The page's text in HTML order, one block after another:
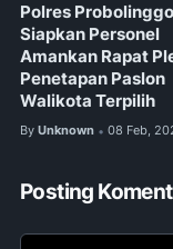
Polres
Siapkan Personel
Amankan Rapat
Penetapan Paslon
Walikota Terpilih
By Unknown • 08 Feb,
Posting